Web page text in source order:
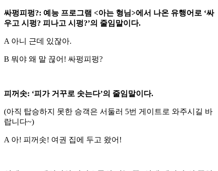
싸펑피펑?: 예능 프로그램 <아는 형님>에서 나온 유행어로 ‘싸
우고 시펑? 피나고 시펑?’의 줄임말이다.
A 아니 근데 있잖아.
B 뭐야 왜 말 끊어! 싸펑피펑?
피꺼솟: ‘피가 거꾸로 솟는다’의 줄임말이다.
(아직 탑승하지 못한 승객은 서둘러 5번 게이트로 와주시길 바
랍니다~)
A 아! 피꺼솟! 여권 집에 두고 왔어!